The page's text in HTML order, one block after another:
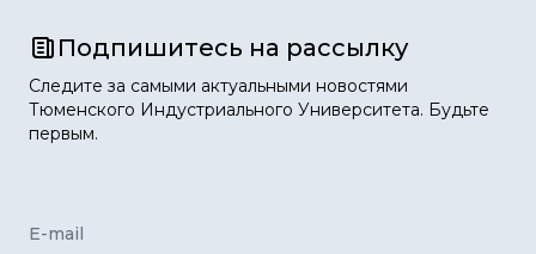
Подпишитесь на рассылку
Следите за самыми актуальными новостями
Тюменского Индустриального Университета. Будьте
первым.
E-mail